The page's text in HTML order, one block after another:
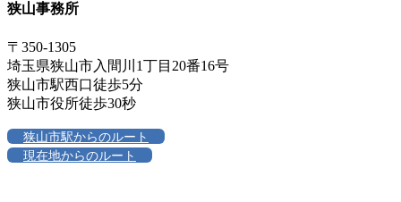
狭山事務所
〒350-1305
埼玉県狭山市入間川1丁目20番16号
狭山市駅西口徒歩5分
狭山市役所徒歩30秒
狭山市駅からのルート
現在地からのルート